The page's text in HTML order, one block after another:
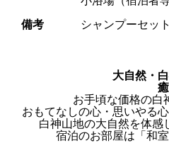
備考
シャンプーセッ
大自然・
お手頃な価格の白
おもてなしの心・思いやる
白神山地の大自然を体感
宿泊のお部屋は「和